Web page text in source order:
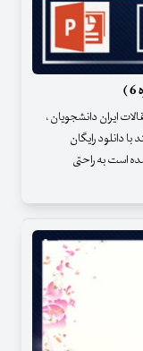
ایران دانشجویان ،
دانلود رایگان
است به راحتی